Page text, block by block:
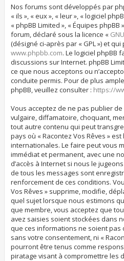
Nos forums sont développés par
« ils », « eux », « leur », « logiciel
« phpBB Limited », « Équipes
forum, déclaré sous la licence «
(désigné ci-après par « GPL ») et
www.phpbb.com. Le logiciel phpBB
discussions sur Internet. phpBB
ce que nous acceptons ou
conduite permis. Pour de plus
phpBB, veuillez consulter : https://
Vous acceptez de ne pas publier
vulgaire, diffamatoire, choquant,
tout autre contenu qui peut
pays où « Racontez Vos Rêves »
internationales. Le faire peut vous
immédiat et permanent, avec une
d’accès à Internet si nous le
de tous les messages sont
renforcement de ces conditions.
Vos Rêves » supprime, modifie,
quel sujet lorsque nous estimons
que membre, vous acceptez que
avez saisies soient stockées dans
que ces informations ne soient
sans votre consentement, ni «
pourront être tenus comme
piratage visant à compromettre les